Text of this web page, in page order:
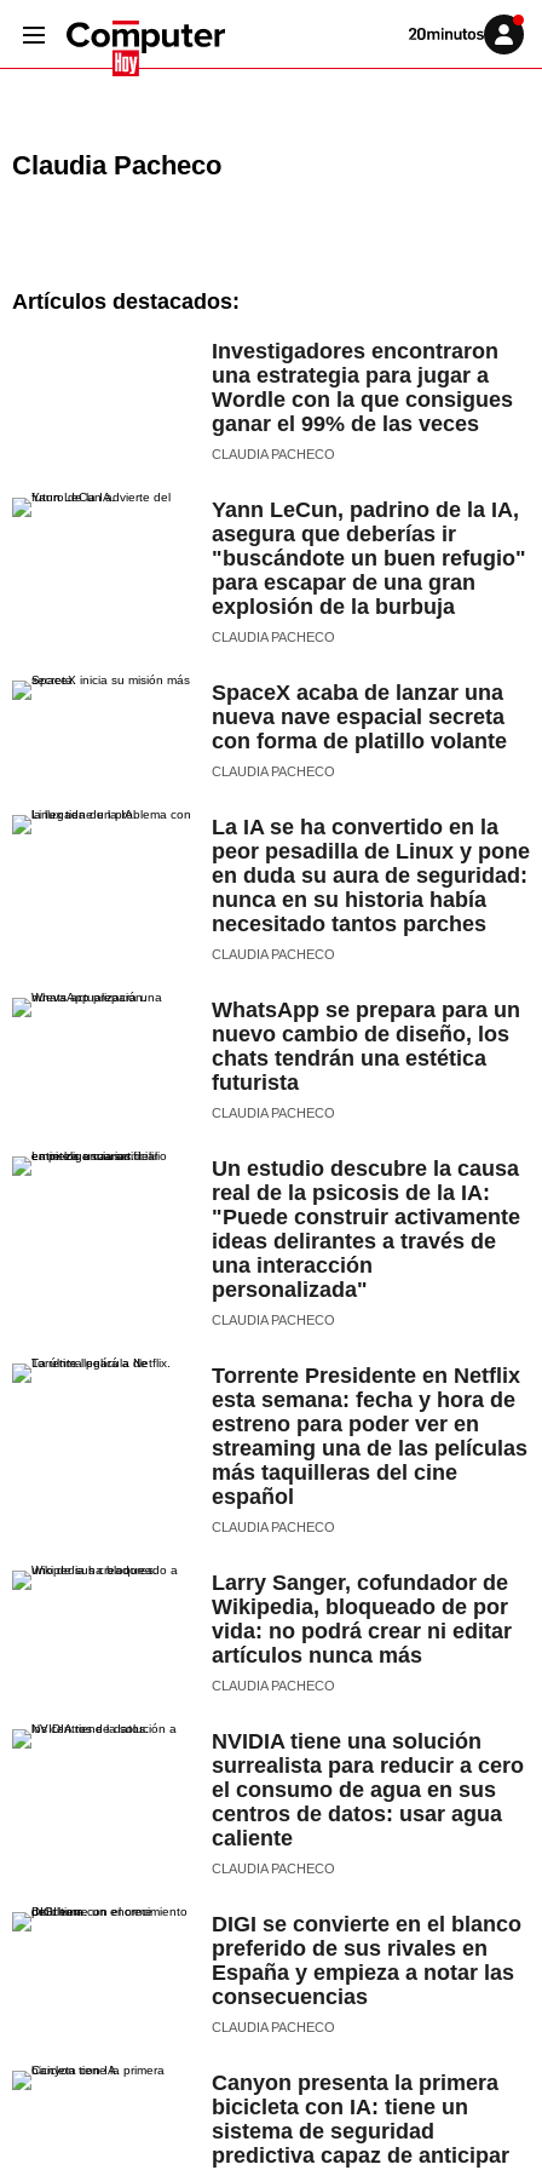
Volver
Iniciar
sesión
Claudia Pacheco
Artículos destacados:
Investigadores encontraron
una estrategia para jugar a
Wordle con la que consigues
ganar el 99% de las veces
CLAUDIA PACHECO
Yann LeCun, padrino de la IA,
asegura que deberías ir
"buscándote un buen refugio"
para escapar de una gran
explosión de la burbuja
CLAUDIA PACHECO
SpaceX acaba de lanzar una
nueva nave espacial secreta
con forma de platillo volante
CLAUDIA PACHECO
La IA se ha convertido en la
peor pesadilla de Linux y pone
en duda su aura de seguridad:
nunca en su historia había
necesitado tantos parches
CLAUDIA PACHECO
WhatsApp se prepara para un
nuevo cambio de diseño, los
chats tendrán una estética
futurista
CLAUDIA PACHECO
Un estudio descubre la causa
real de la psicosis de la IA:
"Puede construir activamente
ideas delirantes a través de
una interacción
personalizada"
CLAUDIA PACHECO
Torrente Presidente en Netflix
esta semana: fecha y hora de
estreno para poder ver en
streaming una de las películas
más taquilleras del cine
español
CLAUDIA PACHECO
Larry Sanger, cofundador de
Wikipedia, bloqueado de por
vida: no podrá crear ni editar
artículos nunca más
CLAUDIA PACHECO
NVIDIA tiene una solución
surrealista para reducir a cero
el consumo de agua en sus
centros de datos: usar agua
caliente
CLAUDIA PACHECO
DIGI se convierte en el blanco
preferido de sus rivales en
España y empieza a notar las
consecuencias
CLAUDIA PACHECO
Canyon presenta la primera
bicicleta con IA: tiene un
sistema de seguridad
predictiva capaz de anticipar